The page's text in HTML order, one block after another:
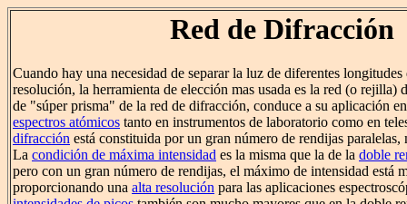
Red de Difracción
Cuando hay una necesidad de separar la luz de diferentes longitudes
resolución, la herramienta de elección mas usada es la red (o rejilla)
de "súper prisma" de la red de difracción, conduce a su aplicación
espectros atómicos tanto en instrumentos de laboratorio como en
difracción está constituida por un gran número de rendijas
La condición de máxima intensidad es la misma que la de la doble
pero con un gran número de rendijas, el máximo de intensidad está
proporcionando una alta resolución para las aplicaciones